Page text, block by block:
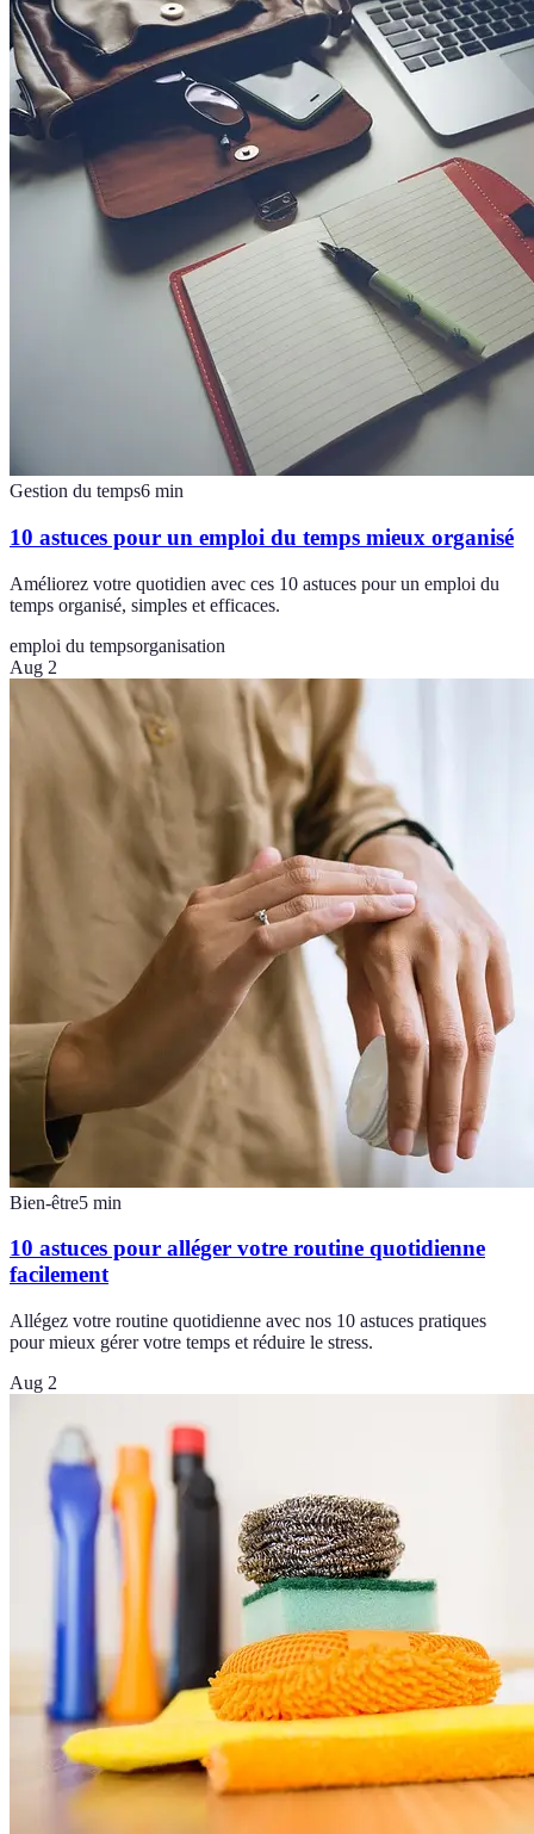
Gestion du temps6 min
10 astuces pour un emploi du temps mieux organisé
Améliorez votre quotidien avec ces 10 astuces pour un emploi du
temps organisé, simples et efficaces.
emploi du tempsorganisation
Aug 2
Bien-être5 min
10 astuces pour alléger votre routine quotidienne
facilement
Allégez votre routine quotidienne avec nos 10 astuces pratiques
pour mieux gérer votre temps et réduire le stress.
Aug 2